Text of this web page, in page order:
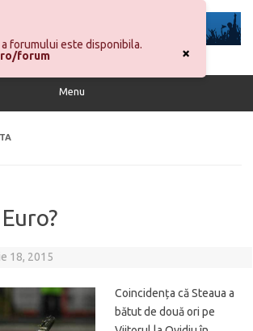
Menu
18, 2015
Coincidența că Steaua a
bătut de două ori pe
×
forumului este disponibila.
forum